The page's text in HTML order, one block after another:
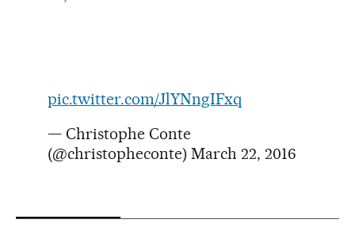
pic.twitter.com/JlYNngIFxq
— Christophe Conte
(@christopheconte) March 22, 2016